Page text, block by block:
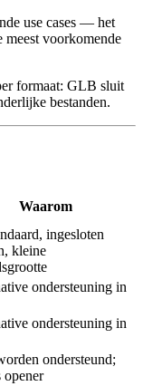
use cases — het
meest voorkomende
formaat: GLB sluit
bestanden.
Waarom
ingesloten
kleine
ondersteuning in
ondersteuning in
ondersteund;